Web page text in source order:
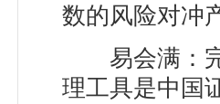
数的风险对冲
易会满：完
理工具是中国